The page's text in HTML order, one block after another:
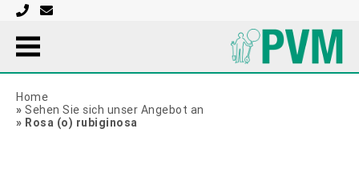
Home
» Sehen Sie sich unser Angebot an
» Rosa (o) rubiginosa